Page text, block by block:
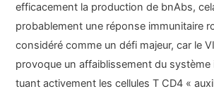
efficacement la production de bnAbs,
probablement une réponse immunitaire
considéré comme un défi majeur, car le
provoque un affaiblissement du système
tuant activement les cellules T CD4 «